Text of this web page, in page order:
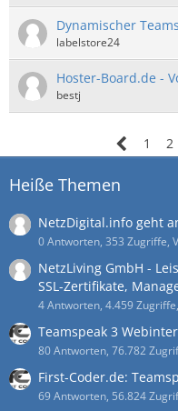
Dynamischer
labelstore24
Hoster-Board.de -
bestj
1 2
Heiße Themen
NetzDigital.info geht
0 Antworten, 353 Zugriffe,
NetzLiving GmbH -
SSL-Zertifikate,
4 Antworten, 4.459
Teamspeak 3
80 Antworten, 76.782
First-Coder.de:
69 Antworten, 56.824